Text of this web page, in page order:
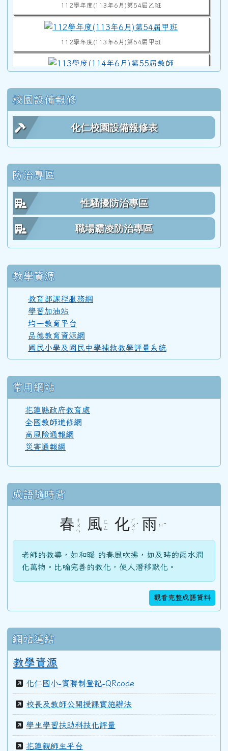
113學度(114年6月)第55屆教師
111學年度(112年6月)第53屆教師
110學年度(111年6月)第52屆教師
107學年度(108年6月)第49屆教師
106學年度(107年6月)第48屆教師
104學年度(105年6月)第46屆教師
100學年度(101年6月)第41屆乙班
99學年度(100年6月)第40屆乙班
校園設備報修
化仁校園設備報修表
防治專區
性騷擾防治專區
職場霸凌防治專區
教學資源
教育部課程服務網
學習加油站
均一教育平台
品德教育資源網
國民小學及國民中學補救教學評量系統
常用網站
花蓮縣政府教育處
全國教師進修網
高風險通報網
災害通報網
成語隨時背
春 ㄔ
ㄨ
ㄣ
風 ㄈ
ㄥ
化 ㄏ
ㄨ
ㄚ
ˋ 雨 ㄩ ˇ
老師的教導，如和暖 的春風吹拂，如及時的雨水潤
化萬物。比喻完善的教化，使人潛移默化。
觀看完整成語資料
網站連結
教學資源
化仁國小-實聯制登記-QRcode
校長及教師公開授課實施辦法
學生學習扶助科技化評量
花蓮親師生平台